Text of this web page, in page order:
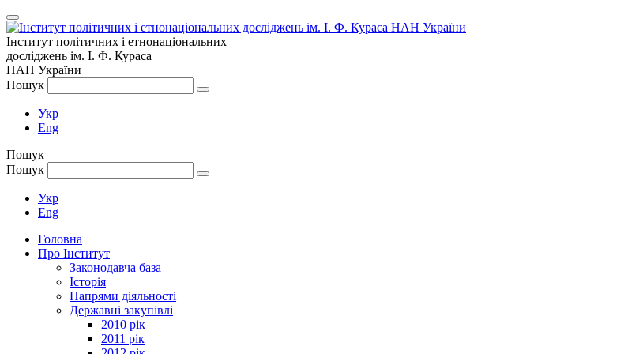
Інститут політичних і етнонаціональних
досліджень ім. І. Ф. Кураса
НАН України
Пошук
Укр
Eng
Пошук
Пошук
Укр
Eng
Головна
Про Інститут
Законодавча база
Історія
Напрями діяльності
Державні закупівлі
2010 рік
2011 рік